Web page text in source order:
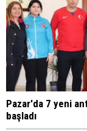
Pazar'da 7 yeni
başladı